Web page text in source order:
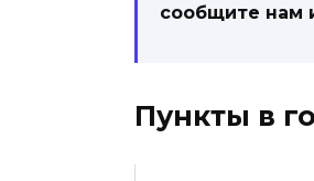
сообщите нам
Пункты в